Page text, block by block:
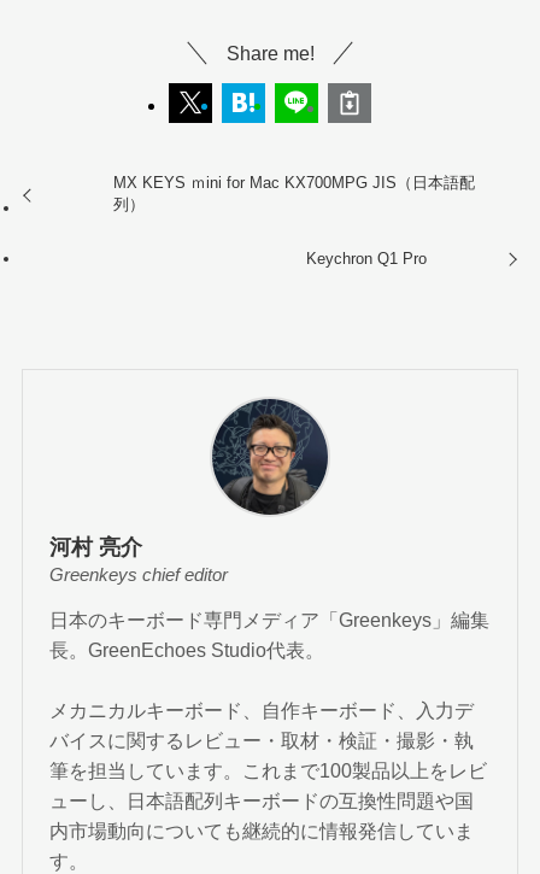
Share me!
MX KEYS ｍini for Mac KX700MPG JIS（日本語配
列）
Keychron Q1 Pro
河村 亮介
Greenkeys chief editor
日本のキーボード専門メディア「Greenkeys」編集
長。GreenEchoes Studio代表。
メカニカルキーボード、自作キーボード、入力デ
バイスに関するレビュー・取材・検証・撮影・執
筆を担当しています。これまで100製品以上をレビ
ューし、日本語配列キーボードの互換性問題や国
内市場動向についても継続的に情報発信していま
す。